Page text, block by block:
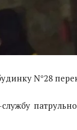
N°28
патрульної